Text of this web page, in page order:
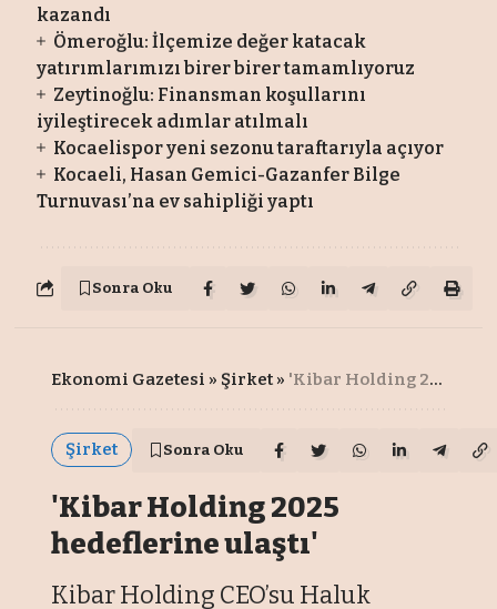
kazandı
Ömeroğlu: İlçemize değer katacak
yatırımlarımızı birer birer tamamlıyoruz
Zeytinoğlu: Finansman koşullarını
iyileştirecek adımlar atılmalı
Kocaelispor yeni sezonu taraftarıyla açıyor
Kocaeli, Hasan Gemici-Gazanfer Bilge
Turnuvası’na ev sahipliği yaptı
Sonra Oku
Ekonomi Gazetesi » Şirket » 'Kibar Holding 2025 hedeflerine ulaştı'
Şirket Sonra Oku
'Kibar Holding 2025
hedeflerine ulaştı'
Kibar Holding CEO’su Haluk